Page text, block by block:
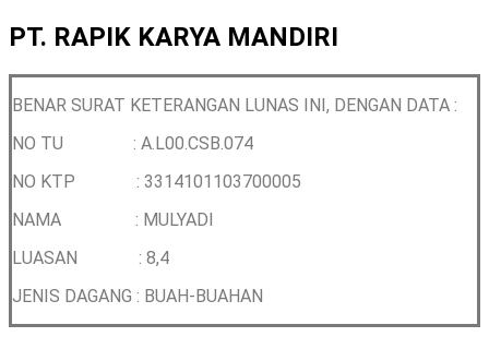
PT. RAPIK KARYA MANDIRI
BENAR SURAT KETERANGAN LUNAS INI, DENGAN DATA :
NO TU : A.L00.CSB.074
NO KTP : 3314101103700005
NAMA : MULYADI
LUASAN : 8,4
JENIS DAGANG : BUAH-BUAHAN